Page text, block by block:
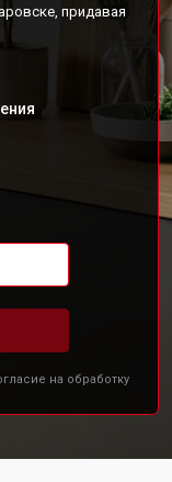
придавая
на обработку